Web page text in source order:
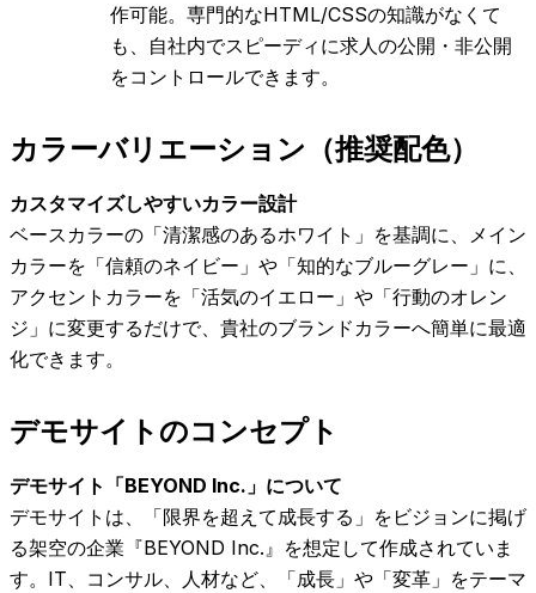
作可能。専門的なHTML/CSSの知識がなくて
も、自社内でスピーディに求人の公開・非公開
をコントロールできます。
カラーバリエーション（推奨配色）
カスタマイズしやすいカラー設計
ベースカラーの「清潔感のあるホワイト」を基調に、メイン
カラーを「信頼のネイビー」や「知的なブルーグレー」に、
アクセントカラーを「活気のイエロー」や「行動のオレン
ジ」に変更するだけで、貴社のブランドカラーへ簡単に最適
化できます。
デモサイトのコンセプト
デモサイト「BEYOND Inc.」について
デモサイトは、「限界を超えて成長する」をビジョンに掲げ
る架空の企業『BEYOND Inc.』を想定して作成されていま
す。IT、コンサル、人材など、「成長」や「変革」をテーマ